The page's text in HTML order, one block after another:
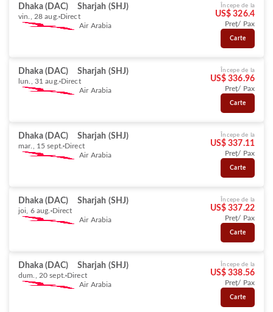
Dhaka (DAC) Sharjah (SHJ)
vin., 28 aug. Direct
Air Arabia
Începe de la
US$ 326.4
Preț/ Pax
Carte
Dhaka (DAC) Sharjah (SHJ)
lun., 31 aug. Direct
Air Arabia
Începe de la
US$ 336.96
Preț/ Pax
Carte
Dhaka (DAC) Sharjah (SHJ)
mar., 15 sept. Direct
Air Arabia
Începe de la
US$ 337.11
Preț/ Pax
Carte
Dhaka (DAC) Sharjah (SHJ)
joi, 6 aug. Direct
Air Arabia
Începe de la
US$ 337.22
Preț/ Pax
Carte
Dhaka (DAC) Sharjah (SHJ)
dum., 20 sept. Direct
Air Arabia
Începe de la
US$ 338.56
Preț/ Pax
Carte